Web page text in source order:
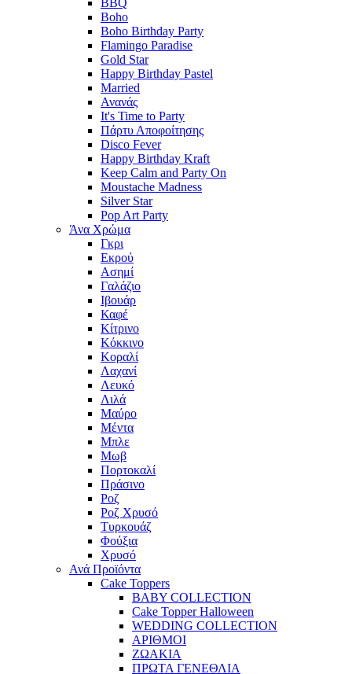
BBQ
Boho
Boho Birthday Party
Flamingo Paradise
Gold Star
Happy Birthday Pastel
Married
Ανανάς
It's Time to Party
Πάρτυ Αποφοίτησης
Disco Fever
Happy Birthday Kraft
Keep Calm and Party On
Moustache Madness
Silver Star
Pop Art Party
Άνα Χρώμα
Γκρι
Εκρού
Ασημί
Γαλάζιο
Ιβουάρ
Καφέ
Κίτρινο
Κόκκινο
Κοραλί
Λαχανί
Λευκό
Λιλά
Μαύρο
Μέντα
Μπλε
Μωβ
Πορτοκαλί
Πράσινο
Ροζ
Ροζ Χρυσό
Τυρκουάζ
Φούξια
Χρυσό
Ανά Προϊόντα
Cake Toppers
BABY COLLECTION
Cake Topper Halloween
WEDDING COLLECTION
ΑΡΙΘΜΟΙ
ΖΩΑΚΙΑ
ΠΡΩΤΑ ΓΕΝΕΘΛΙΑ